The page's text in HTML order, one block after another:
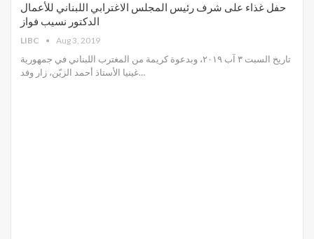
حفل غذاء على شرف رئيس المجلس الاغترابي اللبناني للأعمال
الدكتور نسيب فواز
LIBC Aug 3, 2019
تاريخ السبت ٣ آب ٢٠١٩، وبدعوة كريمة من المغترب اللبناني في جمهورية
غينيا الأستاذ أحمد الزيّن، زار وفد…